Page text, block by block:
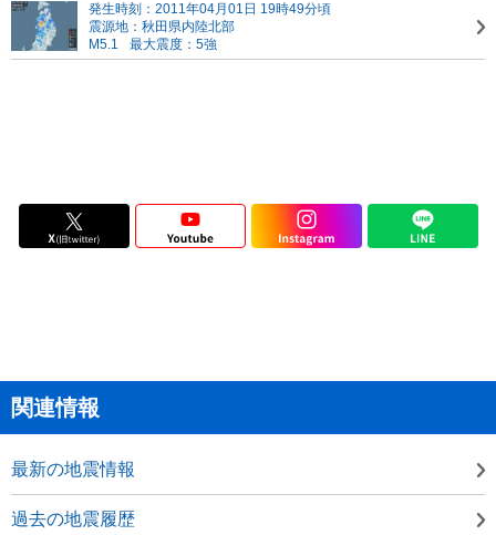
発生時刻：2011年04月01日 19時49分頃
震源地：秋田県内陸北部
M5.1
最大震度：5強
関連情報
最新の地震情報
過去の地震履歴